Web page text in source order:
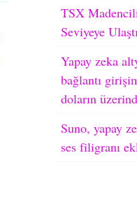
TSX
Seviyeye Ulaştı
Yapay zeka
bağlantı
doların
Suno, yapay
ses filigranı